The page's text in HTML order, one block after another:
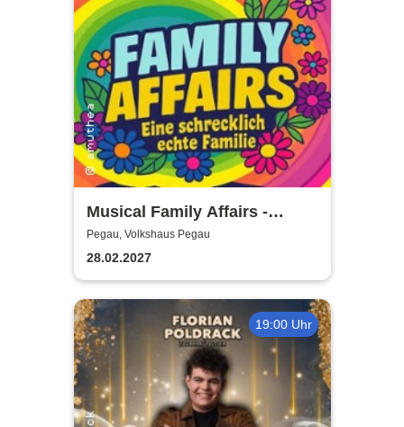
Musical Family Affairs -
präsentiert von AMuThea
Pegau, Volkshaus Pegau
28.02.2027
19:00 Uhr